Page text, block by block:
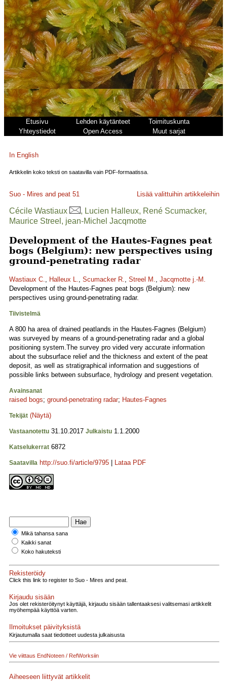
Etusivu Lehden käytänteet
Toimituskunta
Yhteystiedot
Open Access Muut sarjat
In English
Artikkelin koko teksti on saatavilla vain PDF-formaatissa.
Suo - Mires and peat 51 Lisää valittuihin artikkeleihin
Cécile Wastiaux
, Lucien Halleux, René Scumacker,
Maurice Streel, jean-Michel Jacqmotte
Development of the Hautes-Fagnes peat
bogs (Belgium): new perspectives using
ground-penetrating radar
Wastiaux C., Halleux L., Scumacker R., Streel M., Jacqmotte j.-M.
Development of the Hautes-Fagnes peat bogs (Belgium): new
perspectives using ground-penetrating radar.
Tiivistelmä
A 800 ha area of drained peatlands in the Hautes-Fagnes (Belgium)
was surveyed by means of a ground-penetrating radar and a global
positioning system.The survey pro vided very accurate information
about the subsurface relief and the thickness and extent of the peat
deposit, as well as stratigraphical information and suggestions of
possible links between subsurface, hydrology and present vegetation.
Avainsanat
raised bogs; ground-penetrating radar; Hautes-Fagnes
Tekijät (Näytä)
Vastaanotettu 31.10.2017 Julkaistu 1.1.2000
Katselukerrat 6872
Saatavilla http://suo.fi/article/9795 Lataa PDF
Mikä tahansa sana
Kaikki sanat
Koko hakuteksti
Rekisteröidy
Click this link to register to Suo - Mires and peat.
Kirjaudu sisään
Jos olet rekisteröitynyt käyttäjä, kirjaudu sisään tallentaaksesi valitsemasi artikkelit
myöhempää käyttöä varten.
Ilmoitukset päivityksistä
Kirjautumalla saat tiedotteet uudesta julkaisusta
Vie viittaus EndNoteen / RefWorksiin
Aiheeseen liittyvät artikkelit